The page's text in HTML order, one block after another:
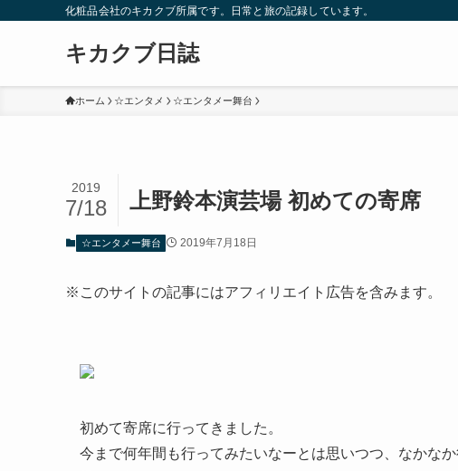
化粧品会社のキカクブ所属です。日常と旅の記録しています。
キカクブ日誌
ホーム ☆エンタメ ☆エンタメー舞台
上野鈴本演芸場 初めての寄席
2019
7/18
☆エンタメー舞台 2019年7月18日
※このサイトの記事にはアフィリエイト広告を含みます。
初めて寄席に行ってきました。
今まで何年間も行ってみたいなーとは思いつつ、なかな